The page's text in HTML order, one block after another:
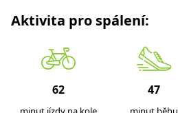
Aktivita pro spálení:
62 47